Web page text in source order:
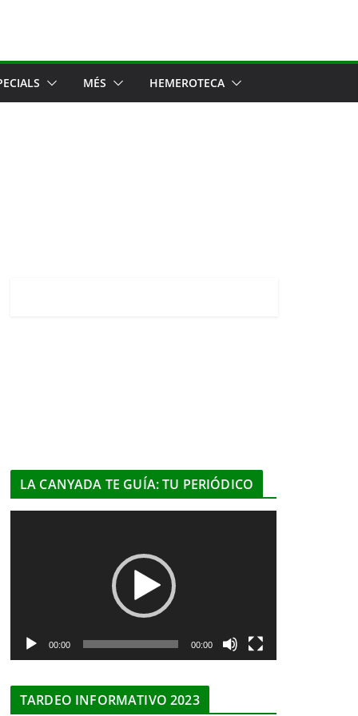
MÉS HEMEROTECA
LA CANYADA TE GUÍA: TU PERIÓDICO
c
00:00 00:00
TARDEO INFORMATIVO 2023